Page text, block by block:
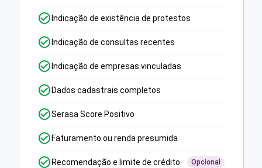
Indicação de existência de protestos
Indicação de consultas recentes
Indicação de empresas vinculadas
Dados cadastrais completos
Serasa Score Positivo
Faturamento ou renda presumida
Recomendação e limite de crédito Opcional